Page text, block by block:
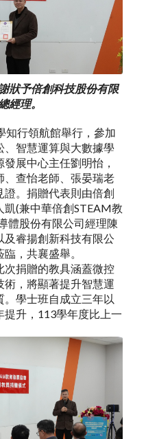
狀予倍創科技股份有限
經理。
知行領航館舉行，參加
、智慧運算與大數據學
展中心主任劉明怡，
、查怡老師、張晏瑞老
證。捐贈代表則由倍創
(兼中華倍創STEAM教
體股份有限公司經理陳
睿揚創新科技有限公
，共襄盛舉。
次捐贈的教具涵蓋微控
，將顯著提升智慧運
學士班自成立三年以
提升，113學年度比上一